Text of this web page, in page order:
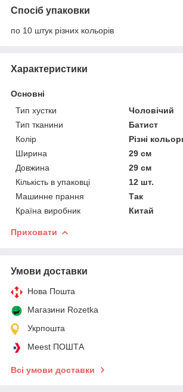
Спосіб упаковки
по 10 штук різних кольорів
Характеристики
Основні
Тип хустки
Чоловічий
Тип тканини
Батист
Колір
Різні
Ширина
29 см
Довжина
29 см
Кількість в упаковці
12 шт.
Машинне прання
Так
Країна виробник
Китай
Приховати
Умови доставки
Нова Пошта
Магазини Rozetka
Укрпошта
Meest ПОШТА
Всі умови доставки